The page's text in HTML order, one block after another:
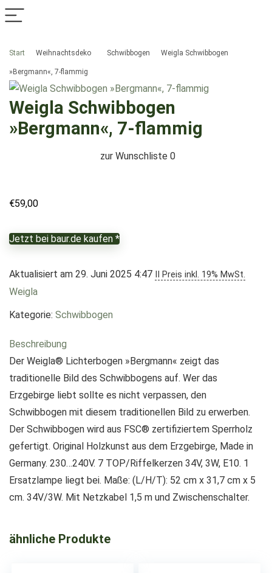
Start Weihnachtsdeko Schwibbogen Weigla Schwibbogen
»Bergmann«, 7-flammig
Weigla Schwibbogen
»Bergmann«, 7-flammig
zur Wunschliste 0
€59,00
Jetzt bei baur.de kaufen *
Aktualisiert am 29. Juni 2025 4:47 II Preis inkl. 19% MwSt.
Weigla
Kategorie: Schwibbogen
Beschreibung
Der Weigla® Lichterbogen »Bergmann« zeigt das
traditionelle Bild des Schwibbogens auf. Wer das
Erzgebirge liebt sollte es nicht verpassen, den
Schwibbogen mit diesem traditionellen Bild zu erwerben.
Der Schwibbogen wird aus FSC® zertifiziertem Sperrholz
gefertigt. Original Holzkunst aus dem Erzgebirge, Made in
Germany. 230…240V. 7 TOP/Riffelkerzen 34V, 3W, E10. 1
Ersatzlampe liegt bei. Maße: (L/H/T): 52 cm x 31,7 cm x 5
cm. 34V/3W. Mit Netzkabel 1,5 m und Zwischenschalter.
ähnliche Produkte